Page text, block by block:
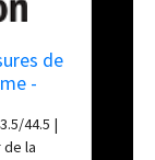
de
-
alpin
-
44.5 |
de la